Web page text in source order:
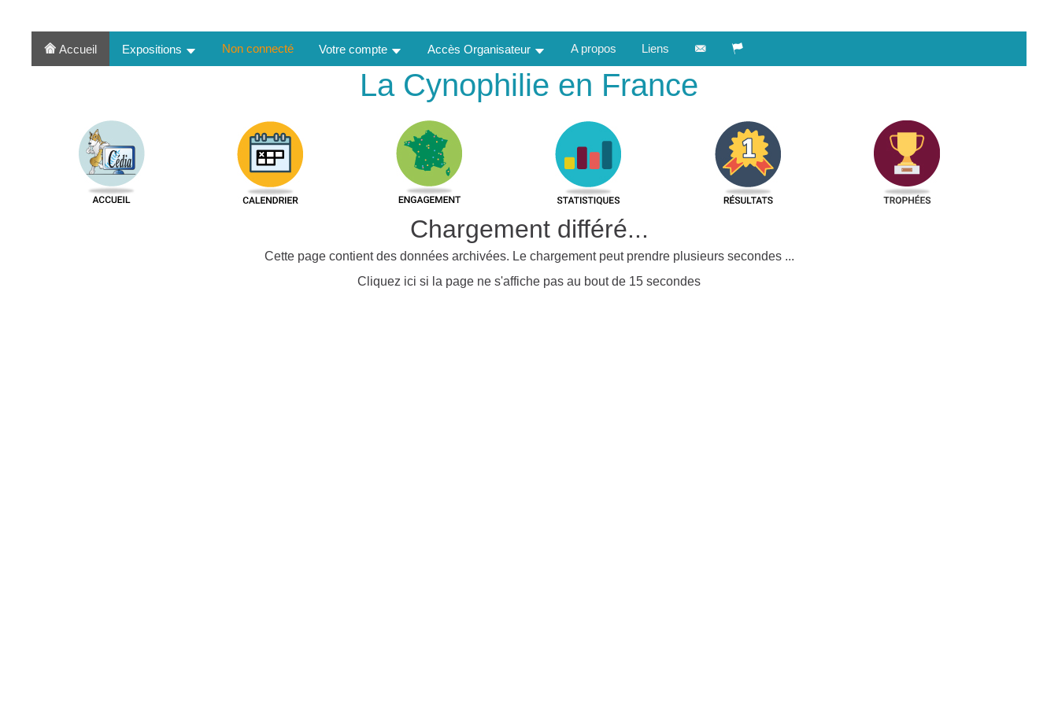
Accueil Expositions Non connecté Votre compte Accès Organisateur A propos Liens
La Cynophilie en France
Chargement différé...
Cette page contient des données archivées. Le chargement peut prendre plusieurs secondes ...
Cliquez ici si la page ne s'affiche pas au bout de 15 secondes